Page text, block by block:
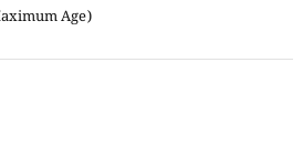
Age)